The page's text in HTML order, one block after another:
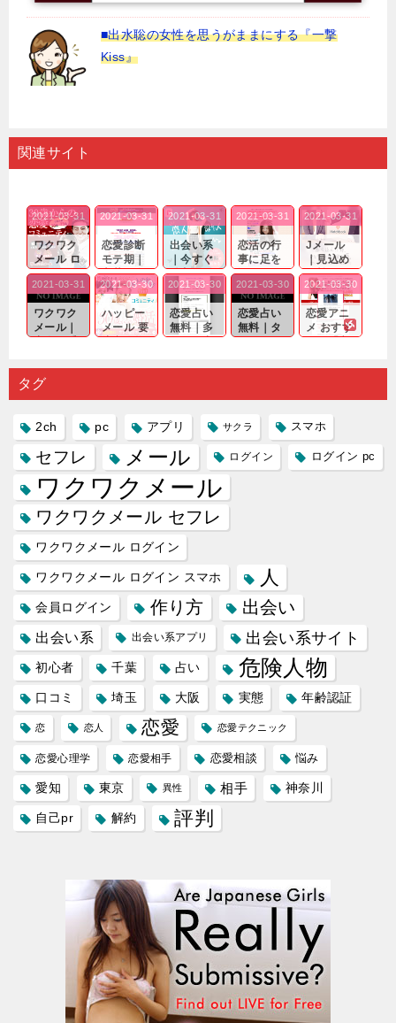
■出水聡の女性を思うがままにする『一撃
Kiss』
関連サイト
ワクワク
メール ロ
グイン pc
｜心の底
から真
剣...
2021-03-31
恋愛診断
モテ期｜
老若男女
問わ
ず…。
2021-03-31
出会い系
｜今すぐ
仲良くな
れる相手
探しをし
たいと...
2021-03-31
恋活の行
事に足を
運んでも
出会いの
チャンス
が訪れ...
2021-03-31
Jメール
｜見込め
る効果が
確実なも
のであっ
ても…...
2021-03-31
ワクワク
メール｜
り会った
人に軽...
2021-03-31
ハッピー
メール 要
するので
2021-03-30
恋愛占い
無料｜多
プリの内
2021-03-30
恋愛占い
無料｜タ
る人に恋
2021-03-30
恋愛アニ
メ おすす
雑で素人
2021-03-30
タグ
2ch pc アプリ サクラ スマホ
セフレ メール ログイン ログイン pc
ワクワクメール
ワクワクメール セフレ
ワクワクメール ログイン
ワクワクメール ログイン スマホ 人
会員ログイン 作り方 出会い
出会い系 出会い系アプリ 出会い系サイト
初心者 千葉 占い 危険人物
口コミ 埼玉 大阪 実態 年齢認証
恋 恋人 恋愛 恋愛テクニック
恋愛心理学 恋愛相手 恋愛相談 悩み
愛知 東京 異性 相手 神奈川
自己pr 解約 評判